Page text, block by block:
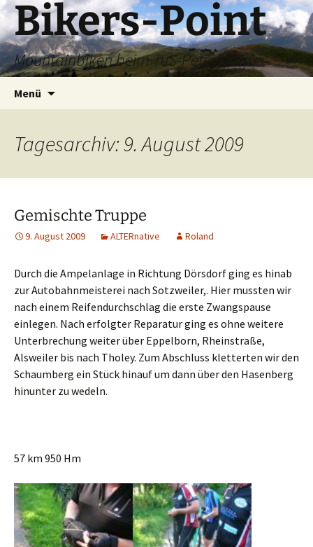
Zum
Inhalt
springen
Bikers-Point
Mountainbiken beim TuS-Peterberg
Menü
Tagesarchiv: 9. August 2009
Gemischte Truppe
9. August 2009 ALTERnative Roland
Durch die Ampelanlage in Richtung Dörsdorf ging es hinab
zur Autobahnmeisterei nach Sotzweiler,. Hier mussten wir
nach einem Reifendurchschlag die erste Zwangspause
einlegen. Nach erfolgter Reparatur ging es ohne weitere
Unterbrechung weiter über Eppelborn, Rheinstraße,
Alsweiler bis nach Tholey. Zum Abschluss kletterten wir den
Schaumberg ein Stück hinauf um dann über den Hasenberg
hinunter zu wedeln.
57 km 950 Hm